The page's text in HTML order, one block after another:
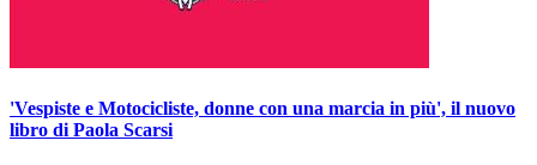
'Vespiste e Motocicliste, donne con una marcia in più', il nuovo
libro di Paola Scarsi